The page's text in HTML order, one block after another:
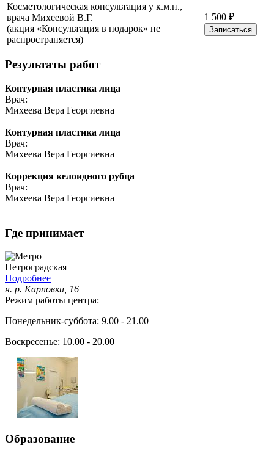
Косметологическая консультация у к.м.н.,
врача Михеевой В.Г.
(акция «Консультация в подарок» не
распространяется)
1 500 ₽
Записаться
Результаты работ
Контурная пластика лица
Врач:
Михеева Вера Георгиевна
Контурная пластика лица
Врач:
Михеева Вера Георгиевна
Коррекция келоидного рубца
Врач:
Михеева Вера Георгиевна
Где принимает
Петроградская
Подробнее
н. р. Карповки, 16
Режим работы центра:
Понедельник-суббота: 9.00 - 21.00
Воскресенье: 10.00 - 20.00
Образование